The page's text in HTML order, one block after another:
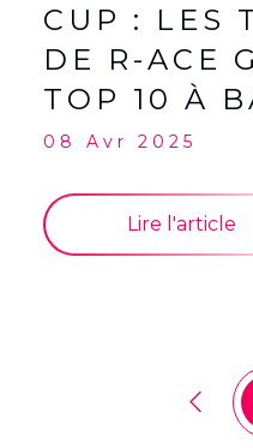
CUP : LES
DE R-ACE
TOP 10 À
08 Avr 2025
Lire l'article